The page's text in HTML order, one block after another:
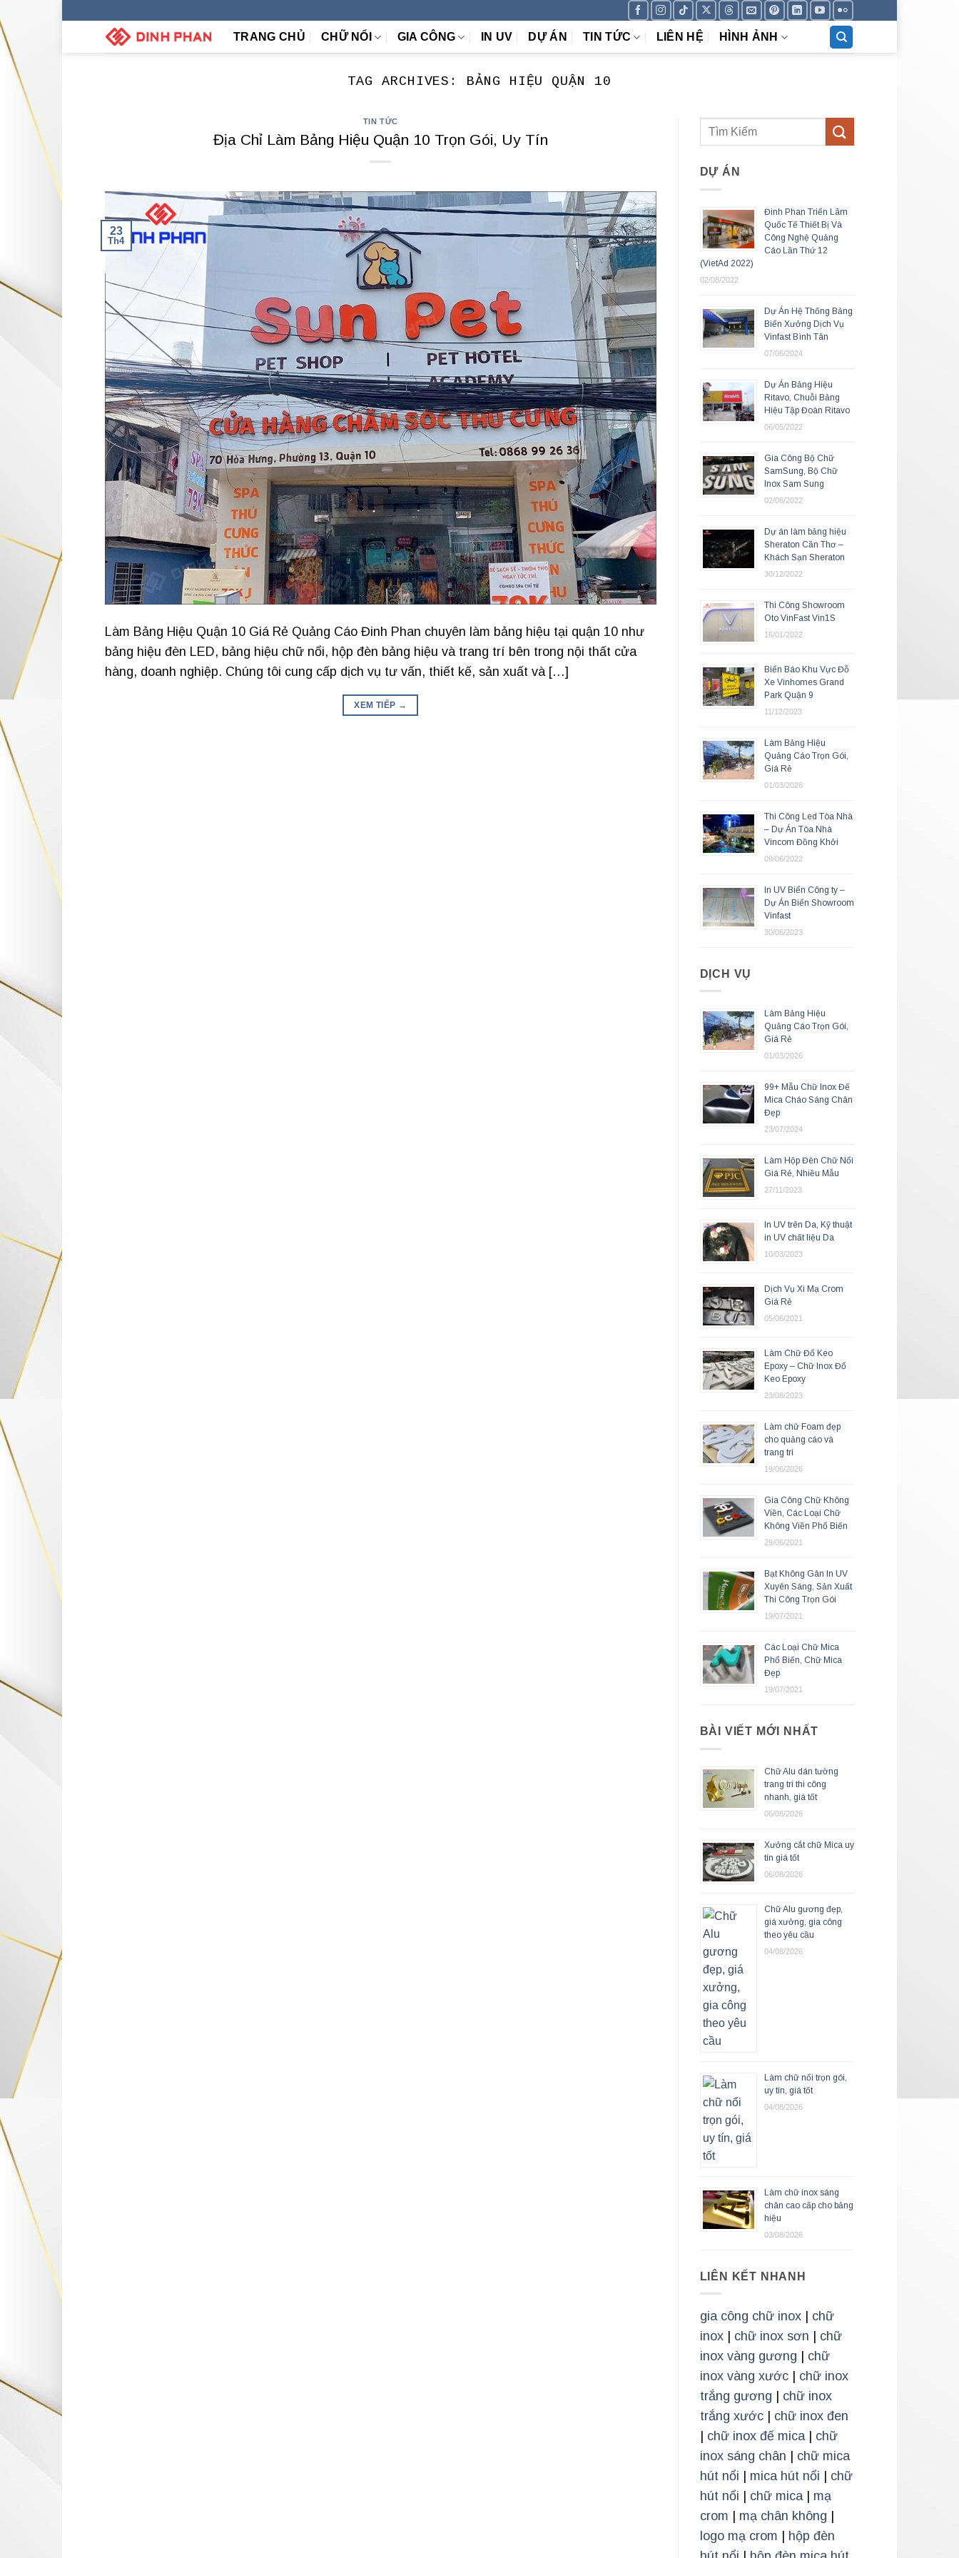
TRANG CHỦ CHỮ NỔI GIA CÔNG IN UV DỰ ÁN TIN TỨC LIÊN HỆ HÌNH ẢNH
TAG ARCHIVES: BẢNG HIỆU QUẬN 10
TIN TỨC
Địa Chỉ Làm Bảng Hiệu Quận 10 Trọn Gói, Uy Tín
23
Th4
Làm Bảng Hiệu Quận 10 Giá Rẻ Quảng Cáo Đinh Phan chuyên làm bảng hiệu tại quận 10 như
bảng hiệu đèn LED, bảng hiệu chữ nổi, hộp đèn bảng hiệu và trang trí bên trong nội thất cửa
hàng, doanh nghiệp. Chúng tôi cung cấp dịch vụ tư vấn, thiết kế, sản xuất và […]
XEM TIẾP →
DỰ ÁN
Đinh Phan Triển Lãm
Quốc Tế Thiết Bị Và
Công Nghệ Quảng
Cáo Lần Thứ 12
(VietAd 2022)
02/08/2022
Dự Án Hệ Thống Bảng
Biển Xưởng Dịch Vụ
Vinfast Bình Tân
07/06/2024
Dự Án Bảng Hiệu
Ritavo, Chuỗi Bảng
Hiệu Tập Đoàn Ritavo
06/05/2022
Gia Công Bộ Chữ
SamSung, Bộ Chữ
Inox Sam Sung
02/06/2022
Dự án làm bảng hiệu
Sheraton Cần Thơ –
Khách Sạn Sheraton
30/12/2022
Thi Công Showroom
Oto VinFast Vin1S
16/01/2022
Biển Báo Khu Vực Đỗ
Xe Vinhomes Grand
Park Quận 9
11/12/2023
Làm Bảng Hiệu
Quảng Cáo Trọn Gói,
Giá Rẻ
01/03/2026
Thi Công Led Tòa Nhà
– Dự Án Tòa Nhà
Vincom Đồng Khởi
09/06/2022
In UV Biển Công ty –
Dự Án Biển Showroom
Vinfast
30/06/2023
DỊCH VỤ
Làm Bảng Hiệu
Quảng Cáo Trọn Gói,
Giá Rẻ
01/03/2026
99+ Mẫu Chữ Inox Đế
Mica Cháo Sáng Chân
Đẹp
23/07/2024
Làm Hộp Đèn Chữ Nổi
Giá Rẻ, Nhiều Mẫu
27/11/2023
In UV trên Da, Kỹ thuật
in UV chất liệu Da
10/03/2023
Dịch Vụ Xi Mạ Crom
Giá Rẻ
05/06/2021
Làm Chữ Đổ Keo
Epoxy – Chữ Inox Đổ
Keo Epoxy
23/08/2023
Làm chữ Foam đẹp
cho quảng cáo và
trang trí
19/06/2026
Gia Công Chữ Không
Viền, Các Loại Chữ
Không Viền Phổ Biến
29/06/2021
Bạt Không Gân In UV
Xuyên Sáng, Sản Xuất
Thi Công Trọn Gói
19/07/2021
Các Loại Chữ Mica
Phổ Biến, Chữ Mica
Đẹp
19/07/2021
BÀI VIẾT MỚI NHẤT
Chữ Alu dán tường
trang trí thi công
nhanh, giá tốt
06/08/2026
Xưởng cắt chữ Mica uy
tín giá tốt
06/08/2026
Chữ Alu gương đẹp,
giá xưởng, gia công
theo yêu cầu
04/08/2026
Làm chữ nổi trọn gói,
uy tín, giá tốt
04/08/2026
Làm chữ inox sáng
chân cao cấp cho bảng
hiệu
03/08/2026
LIÊN KẾT NHANH
gia công chữ inox| chữ
inox| chữ inox sơn
chữ
inox vàng gương
chữ
inox vàng xước| chữ inox
trắng gương
chữ inox
trắng xước| chữ inox đen
chữ inox đế mica| chữ
inox sáng chân
chữ mica
hút nổi
mica hút nổi
chữ
hút nổi
chữ mica| mạ
crom
mạ chân không
logo mạ crom
hộp đèn